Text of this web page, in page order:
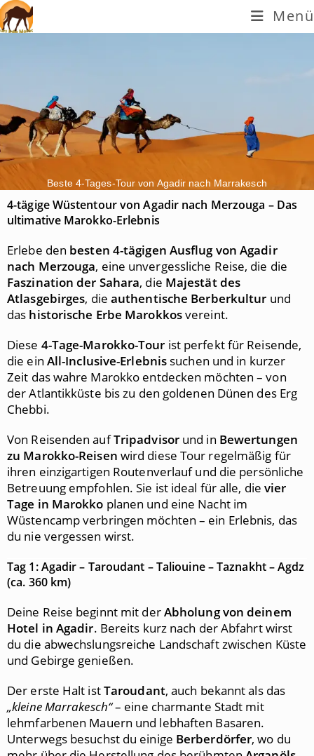
Menü
Beste 4-Tages-Tour von Agadir nach Marrakesch
4-tägige Wüstentour von Agadir nach Merzouga – Das
ultimative Marokko-Erlebnis
Erlebe den besten 4-tägigen Ausflug von Agadir
nach Merzouga, eine unvergessliche Reise, die die
Faszination der Sahara, die Majestät des
Atlasgebirges, die authentische Berberkultur und
das historische Erbe Marokkosvereint.
Diese 4-Tage-Marokko-Tour ist perfekt für Reisende,
die ein All-Inclusive-Erlebnis suchen und in kurzer
Zeit das wahre Marokko entdecken möchten – von
der Atlantikküste bis zu den goldenen Dünen des Erg
Chebbi.
Von Reisenden aufTripadvisorund in Bewertungen
zu Marokko-Reisen wird diese Tour regelmäßig für
ihren einzigartigen Routenverlauf und die persönliche
Betreuung empfohlen. Sie ist ideal für alle, die vier
Tage in Marokko planen und eine Nacht im
Wüstencamp verbringen möchten – ein Erlebnis, das
du nie vergessen wirst.
Tag 1: Agadir – Taroudant – Taliouine – Taznakht – Agdz
(ca. 360 km)
Deine Reise beginnt mit derAbholung von deinem
Hotel in Agadir. Bereits kurz nach der Abfahrt wirst
du die abwechslungsreiche Landschaft zwischen Küste
und Gebirge genießen.
Der erste Halt istTaroudant, auch bekannt als das
„kleine Marrakesch“– eine charmante Stadt mit
lehmfarbenen Mauern und lebhaften Basaren.
Unterwegs besuchst du einige Berberdörfer, wo du